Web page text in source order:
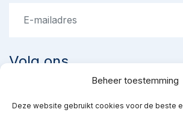
Beheer toestemming
Deze website gebruikt cookies voor de beste
Volg ons
‘ziekenhuisabortus’